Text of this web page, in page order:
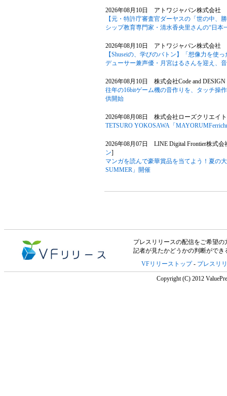
2026年08月10日 アトワジャパン株式会社
【元・特許庁審査官ダーヤスの「世の中、
シップ教育専門家・清水香央里さんの“日
2026年08月10日 アトワジャパン株式会社
【Shuseiの、学びのバトン】「想像力を使
デューサー兼声優・月宮はるさんを迎え、
2026年08月10日 株式会社Code and
往年の16bitゲーム機の音作りを、タッチ操
供開始
2026年08月08日 株式会社ローズクリエイ
TETSURO YOKOSAWA「
2026年08月07日 LINE Digital Frontier株式
ン]
マンガを読んで豪華賞品を当てよう！夏の
SUMMER」開催
プレスリリースの配信をご希望の
記者が見たかどうかの判断がで
VFリリーストップ- プレスリ
Copyright (C) 2012